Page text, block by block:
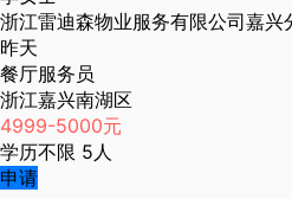
浙江雷迪森物业服务有限公司嘉兴
昨天
餐厅服务员
浙江嘉兴南湖区
4999-5000元
学历不限 5人
申请